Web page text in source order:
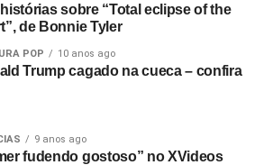
histórias sobre “Total eclipse of the
de Bonnie Tyler
POP 10 anos ago
Trump cagado na cueca – confira
9 anos ago
fudendo gostoso” no XVideos